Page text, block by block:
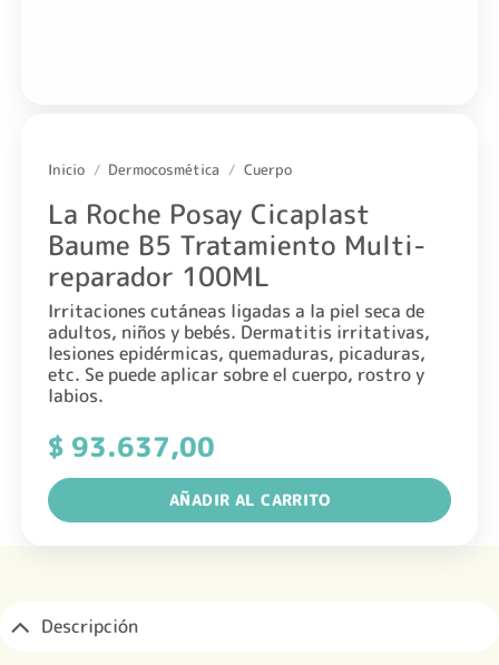
Inicio / Dermocosmética / Cuerpo
La Roche Posay Cicaplast
Baume B5 Tratamiento Multi-
reparador 100ML
Irritaciones cutáneas ligadas a la piel seca de
adultos, niños y bebés. Dermatitis irritativas,
lesiones epidérmicas, quemaduras, picaduras,
etc. Se puede aplicar sobre el cuerpo, rostro y
labios.
$93.637,00
AÑADIR AL CARRITO
Descripción